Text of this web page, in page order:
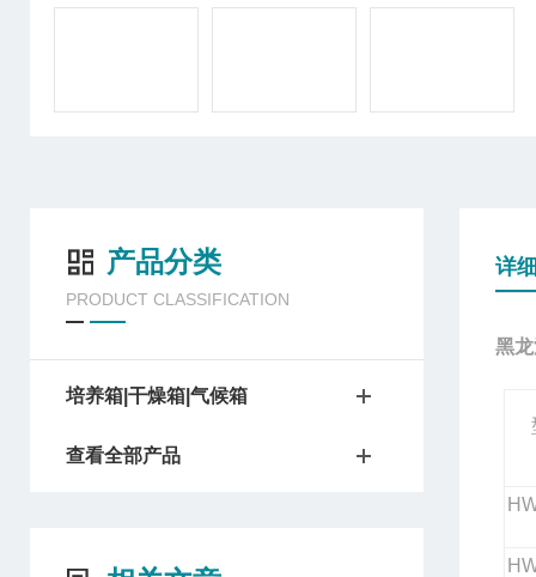
产品分类
PRODUCT CLASSIFICATION
培养箱|干燥箱|气候箱
查看全部产品
详
黑